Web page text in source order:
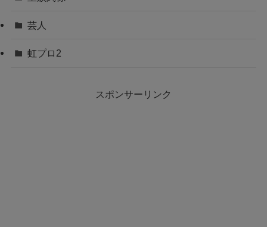
芸人
虹プロ2
スポンサーリンク